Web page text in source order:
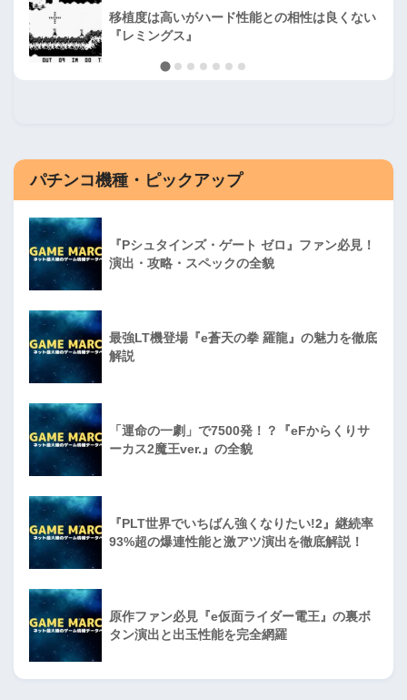
移植度は高いがハード性能との相性は良くない
『レミングス』
パチンコ機種・ピックアップ
『Pシュタインズ・ゲート ゼロ』ファン必見！
演出・攻略・スペックの全貌
最強LT機登場『e蒼天の拳 羅龍』の魅力を徹底
解説
「運命の一劇」で7500発！？『eFからくりサ
ーカス2魔王ver.』の全貌
『PLT世界でいちばん強くなりたい!2』継続率
93%超の爆連性能と激アツ演出を徹底解説！
原作ファン必見『e仮面ライダー電王』の裏ボ
タン演出と出玉性能を完全網羅